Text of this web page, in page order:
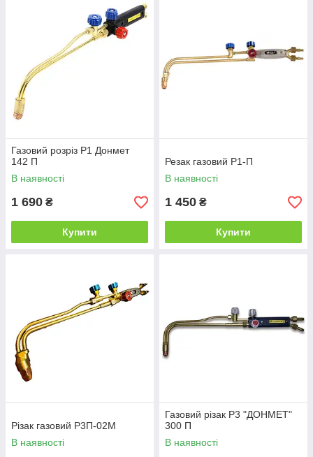
Газовий розріз P1 Донмет
142 П
В наявності
1 690 ₴
Купити
Резак газовий Р1-П
В наявності
1 450 ₴
Купити
Різак газовий Р3П-02М
В наявності
Газовий різак Р3 "ДОНМЕТ"
300 П
В наявності